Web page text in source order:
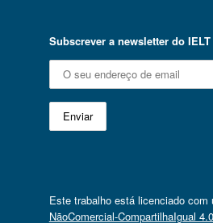
Subscrever a newsletter do IELT
Este trabalho está licenciado com
NãoComercial-CompartilhaIgual